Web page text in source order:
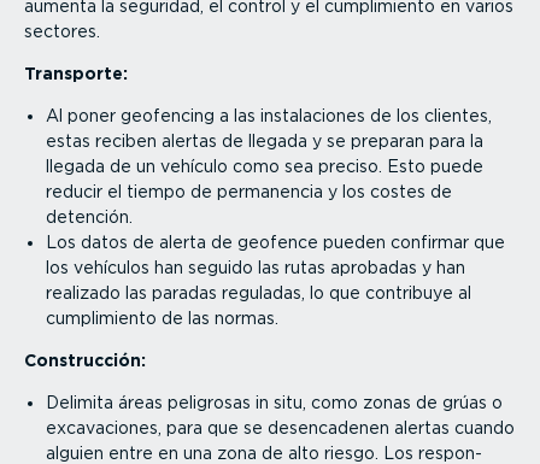
aumenta la seguridad, el control y el cumpli­miento en varios
sectores.
Transporte:
Al poner geofencing a las insta­la­ciones de los clientes,
estas reciben alertas de llegada y se preparan para la
llegada de un vehículo como sea preciso. Esto puede
reducir el tiempo de permanencia y los costes de
detención.
Los datos de alerta de geofence pueden confirmar que
los vehículos han seguido las rutas aprobadas y han
realizado las paradas reguladas, lo que contribuye al
cumpli­miento de las normas.
Construcción:
Delimita áreas peligrosas in situ, como zonas de grúas o
excava­ciones, para que se desen­ca­denen alertas cuando
alguien entre en una zona de alto riesgo. Los respon­